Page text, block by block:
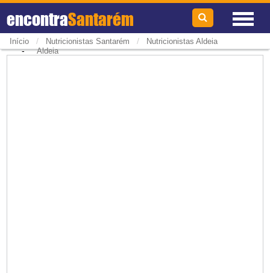
encontraSantarém
Início / Nutricionistas Santarém / Nutricionistas Aldeia
-Aldeia